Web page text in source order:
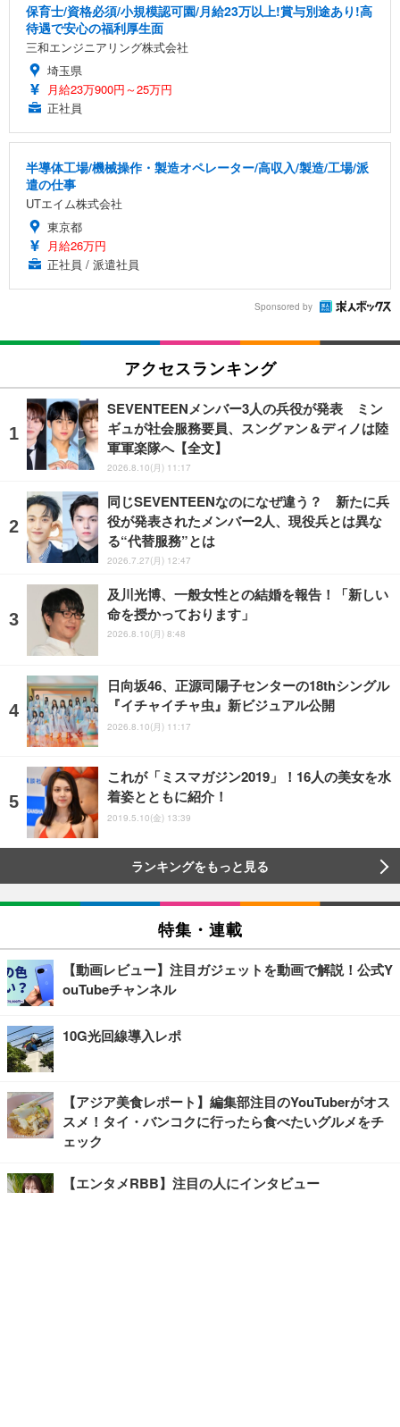
保育士/資格必須/小規模認可園/月給23万以上!賞与別途あり!高
待遇で安心の福利厚生面
三和エンジニアリング株式会社
埼玉県
月給23万900円～25万円
正社員
半導体工場/機械操作・製造オペレーター/高収入/製造/工場/派
遣の仕事
UTエイム株式会社
東京都
月給26万円
正社員 / 派遣社員
Sponsored by
アクセスランキング
SEVENTEENメンバー3人の兵役が発表 ミン
ギュが社会服務要員、スングァン＆ディノは陸
軍軍楽隊へ【全文】
2026.8.10(月) 11:17
同じSEVENTEENなのになぜ違う？ 新たに兵
役が発表されたメンバー2人、現役兵とは異な
る“代替服務”とは
2026.7.27(月) 12:47
及川光博、一般女性との結婚を報告！「新しい
命を授かっております」
2026.8.10(月) 8:48
日向坂46、正源司陽子センターの18thシングル
『イチャイチャ虫』新ビジュアル公開
2026.8.10(月) 11:17
これが「ミスマガジン2019」！16人の美女を水
着姿とともに紹介！
2019.5.10(金) 13:39
ランキングをもっと見る
特集・連載
【動画レビュー】注目ガジェットを動画で解説！公式Y
ouTubeチャンネル
10G光回線導入レポ
【アジア美食レポート】編集部注目のYouTuberがオス
スメ！タイ・バンコクに行ったら食べたいグルメをチ
ェック
【エンタメRBB】注目の人にインタビュー